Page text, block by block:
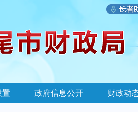
置 政府信息公开 财政动